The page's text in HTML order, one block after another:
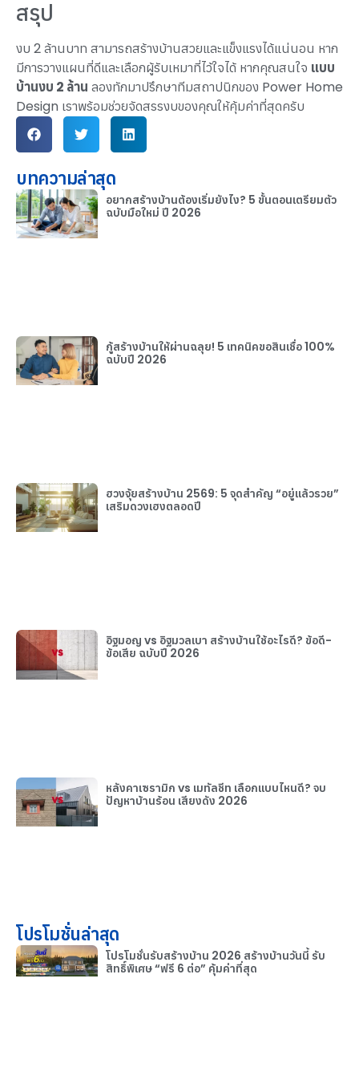
บทความล่าสุด
อยากสร้างบ้านต้องเริ่มยังไง? 5 ขั้นตอนเตรียมตัว
ฉบับมือใหม่ ปี 2026
กู้สร้างบ้านให้ผ่านฉลุย! 5 เทคนิคขอสินเชื่อ 100%
ฉบับปี 2026
ฮวงจุ้ยสร้างบ้าน 2569: 5 จุดสำคัญ “อยู่แล้วรวย”
เสริมดวงเฮงตลอดปี
อิฐมอญ vs อิฐมวลเบา สร้างบ้านใช้อะไรดี? ข้อดี-
ข้อเสีย ฉบับปี 2026
หลังคาเซรามิก vs เมทัลชีท เลือกแบบไหนดี? จบ
ปัญหาบ้านร้อน เสียงดัง 2026
โปรโมชั่นล่าสุด
โปรโมชั่นรับสร้างบ้าน 2026 สร้างบ้านวันนี้ รับ
สิทธิ์พิเศษ “ฟรี 6 ต่อ” คุ้มค่าที่สุด
สรุป
งบ 2 ล้านบาท สามารถสร้างบ้านสวยและแข็งแรงได้แน่นอน หาก
มีการวางแผนที่ดีและเลือกผู้รับเหมาที่ไว้ใจได้ หากคุณสนใจ แบบ
บ้านงบ 2 ล้าน ลองทักมาปรึกษาทีมสถาปนิกของ Power Home
Design เราพร้อมช่วยจัดสรรงบของคุณให้คุ้มค่าที่สุดครับ